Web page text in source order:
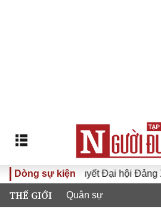
Dòng sự kiện
Nghị quyết Đại hội Đảng XIV vào
THẾ GIỚI Quân sự